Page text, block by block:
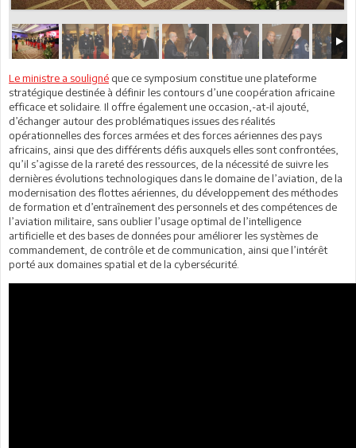
Le ministre a souligné que ce symposium constitue une plateforme
stratégique destinée à définir les contours d’une coopération africaine
efficace et solidaire. Il offre également une occasion,-at-il ajouté,
d’échanger autour des problématiques issues des réalités
opérationnelles des forces armées et des forces aériennes des pays
africains, ainsi que des différents défis auxquels elles sont confrontées,
qu’il s’agisse de la rareté des ressources, de la nécessité de suivre les
dernières évolutions technologiques dans le domaine de l’aviation, de la
modernisation des flottes aériennes, du développement des méthodes
de formation et d’entraînement des personnels et des compétences de
l’aviation militaire, sans oublier l’usage optimal de l’intelligence
artificielle et des bases de données pour améliorer les systèmes de
commandement, de contrôle et de communication, ainsi que l’intérêt
porté aux domaines spatial et de la cybersécurité.